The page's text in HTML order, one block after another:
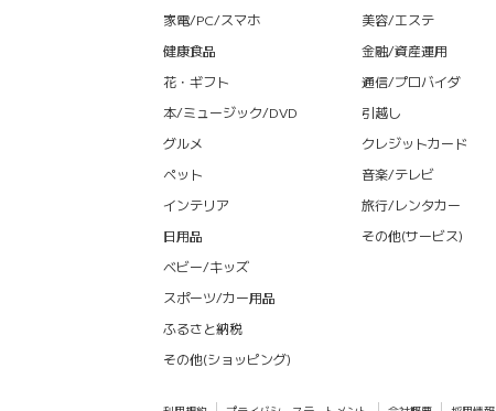
家電/PC/スマホ
健康食品
花・ギフト
本/ミュージック/DVD
グルメ
ペット
インテリア
日用品
ベビー/キッズ
スポーツ/カー用品
ふるさと納税
その他(ショッピング)
美容/エステ
金融/資産運用
通信/プロバイダ
引越し
クレジットカード
音楽/テレビ
旅行/レンタカー
その他(サービス)